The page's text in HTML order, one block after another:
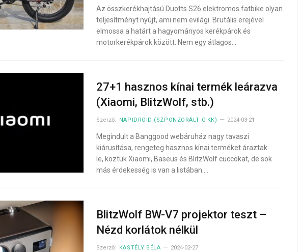
Az összkerékhajtású Duotts S26 elektromos fatbike olyan
teljesítményt nyújt, ami nem evilági. Brutális erejével
elmossa a határt a hagyományos kerékpárok és
motorkerékpárok között. Nem egy átlagos…
27+1 hasznos kínai termék leárazva
(Xiaomi, BlitzWolf, stb.)
Szerző: NAPIDROID (SZPONZORÁLT CIKK) 2024-03-21
Megindult a Banggood webáruház nagy tavaszi
kiárusítása, rengeteg hasznos kínai terméket áraztak
le, köztük Xiaomi, Baseus és BlitzWolf cuccokat, de sok
más érdekesség is van a listában.…
BlitzWolf BW-V7 projektor teszt –
Nézd korlátok nélkül
Szerző: KASTÉLY BÉLA 2024-02-27